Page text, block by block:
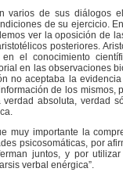
varios de sus diálogos
de su ejercicio.
ver la oposición de
posteriores.
el conocimiento
en las observaciones
no aceptaba la
de los mismos,
verdad absoluta, verdad
muy importante la
psicosomáticas, por
juntos, y por
verbal enérgica”.